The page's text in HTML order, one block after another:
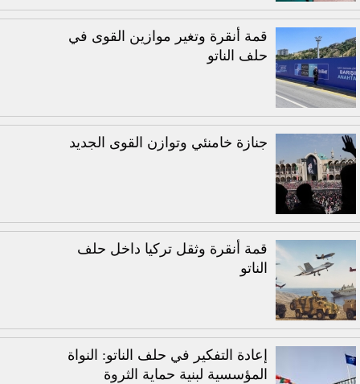
قمة أنقرة وتغير موازين القوى في
حلف الناتو
جنازة خامنئي وتوازن القوى الجديد
قمة أنقرة وثقل تركيا داخل حلف
الناتو
إعادة التفكير في حلف الناتو: النواة
المؤسسية لبنية حماية الثروة